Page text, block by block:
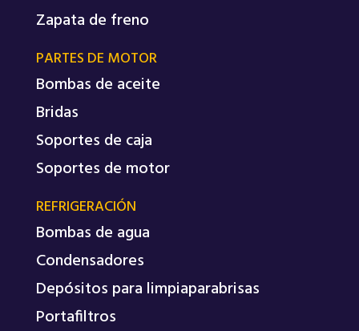
Zapata de freno
PARTES DE MOTOR
Bombas de aceite
Bridas
Soportes de caja
Soportes de motor
REFRIGERACIÓN
Bombas de agua
Condensadores
Depósitos para limpiaparabrisas
Portafiltros